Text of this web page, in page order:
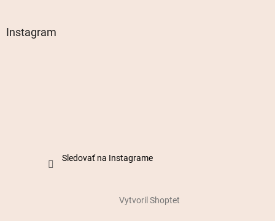
Instagram
Sledovať na Instagrame
Vytvoril Shoptet